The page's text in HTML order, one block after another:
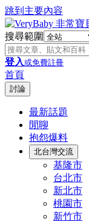
跳到主要內容
搜尋範圍
登入或免費註冊
首頁
討論
最新話題
閒聊
抱怨爆料
北台灣交流
基隆市
台北市
新北市
桃園市
新竹市